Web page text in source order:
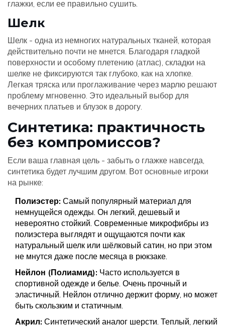
глажки, если ее правильно сушить.
Шелк
Шелк - одна из немногих натуральных тканей, которая
действительно почти не мнется. Благодаря гладкой
поверхности и особому плетению (атлас), складки на
шелке не фиксируются так глубоко, как на хлопке.
Легкая тряска или проглаживание через марлю решают
проблему мгновенно. Это идеальный выбор для
вечерних платьев и блузок в дорогу.
Синтетика: практичность
без компромиссов?
Если ваша главная цель - забыть о глажке навсегда,
синтетика будет лучшим другом. Вот основные игроки
на рынке:
Полиэстер: Самый популярный материал для
немнущейся одежды. Он легкий, дешевый и
невероятно стойкий. Современные микрофибры из
полиэстера выглядят и ощущаются почти как
натуральный шелк или шёлковый сатин, но при этом
не мнутся даже после месяца в рюкзаке.
Нейлон (Полиамид): Часто используется в
спортивной одежде и белье. Очень прочный и
эластичный. Нейлон отлично держит форму, но может
быть скользким и статичным.
Акрил: Синтетический аналог шерсти. Теплый, легкий